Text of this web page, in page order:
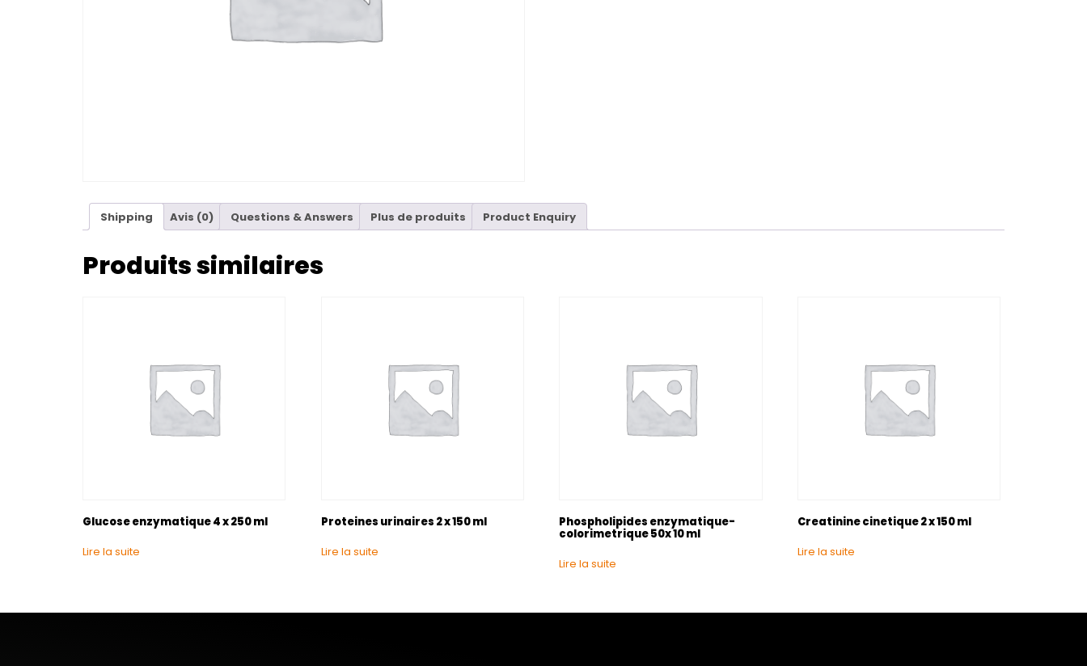
Shipping Avis (0) Questions & Answers Plus de produits Product Enquiry
Produits similaires
Glucose enzymatique 4 x 250 ml
Lire la suite
Proteines urinaires 2 x 150 ml
Lire la suite
Phospholipides enzymatique-
colorimetrique 50x 10 ml
Lire la suite
Creatinine cinetique 2 x 150 ml
Lire la suite